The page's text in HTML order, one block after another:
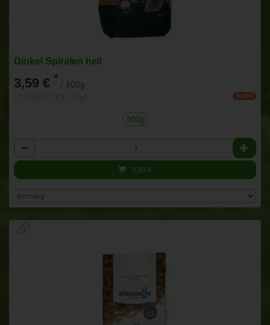
Dinkel Spiralen hell
3,59 € * / 500g
Staffel
500g
Anzahl
3,59 €